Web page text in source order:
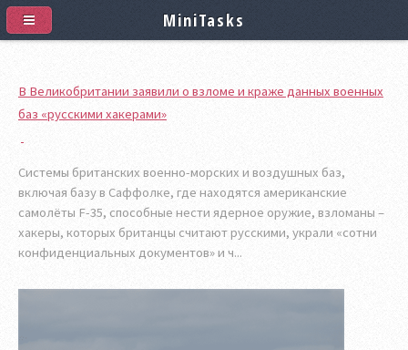
В Великобритании заявили о взломе и краже данных военных
баз «русскими хакерами»
Системы британских военно-морских и воздушных баз,
включая базу в Саффолке, где находятся американские
самолёты F-35, способные нести ядерное оружие, взломаны –
хакеры, которых британцы считают русскими, украли «сотни
конфиденциальных документов» и ч...
MiniTasks